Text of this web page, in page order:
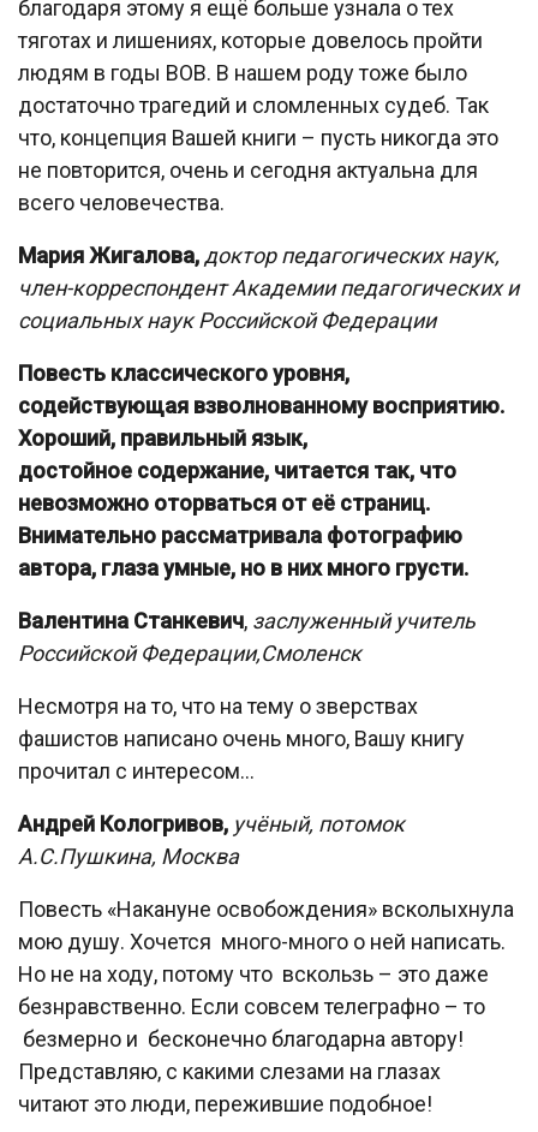
благодаря этому я ещё больше узнала о тех
тяготах и лишениях, которые довелось пройти
людям в годы ВОВ. В нашем роду тоже было
достаточно трагедий и сломленных судеб. Так
что, концепция Вашей книги – пусть никогда это
не повторится, очень и сегодня актуальна для
всего человечества.
Мария Жигалова, доктор педагогических наук,
член-корреспондент Академии педагогических и
социальных наук Российской Федерации
Повесть классического уровня,
содействующая взволнованному восприятию.
Хороший, правильный язык,
достойное содержание, читается так, что
невозможно оторваться от её страниц.
Внимательно рассматривала фотографию
автора, глаза умные, но в них много грусти.
Валентина Станкевич, заслуженный учитель
Российской Федерации,Смоленск
Несмотря на то, что на тему о зверствах
фашистов написано очень много, Вашу книгу
прочитал с интересом…
Андрей Кологривов, учёный, потомок
А.С.Пушкина, Москва
Повесть «Накануне освобождения» всколыхнула
мою душу. Хочется много-много о ней написать.
Но не на ходу, потому что вскользь – это даже
безнравственно. Если совсем телеграфно – то
безмерно и бесконечно благодарна автору!
Представляю, с какими слезами на глазах
читают это люди, пережившие подобное!